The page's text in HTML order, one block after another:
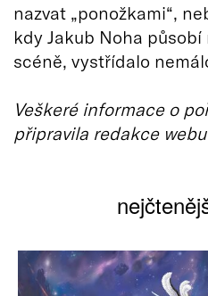
nazvat „ponožkami“,
kdy Jakub Noha
scéně, vystřídalo
Veškeré informace o
připravila redakce